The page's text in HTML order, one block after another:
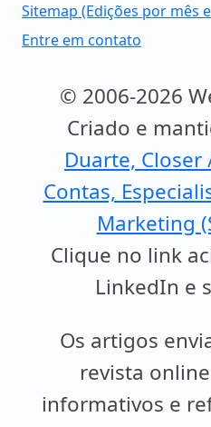
Sitemap (Edições por mês
Entre em contato
© 2006-2026
Criado e
Duarte, Closer
Contas,
Marketing
Clique no link
LinkedIn e
Os artigos
revista
informativos e